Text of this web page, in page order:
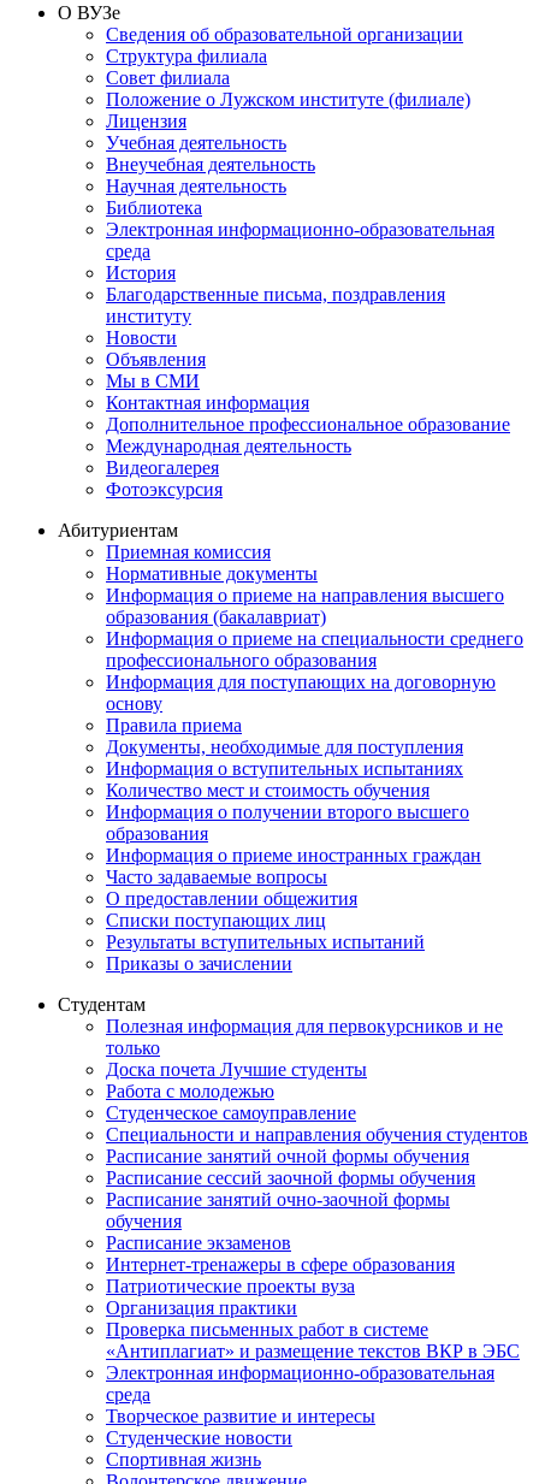
О ВУЗе
Сведения об образовательной организации
Структура филиала
Совет филиала
Положение о Лужском институте (филиале)
Лицензия
Учебная деятельность
Внеучебная деятельность
Научная деятельность
Библиотека
Электронная информационно-образовательная
среда
История
Благодарственные письма, поздравления
институту
Новости
Объявления
Мы в СМИ
Контактная информация
Дополнительное профессиональное образование
Международная деятельность
Видеогалерея
Фотоэксурсия
Абитуриентам
Приемная комиссия
Нормативные документы
Информация о приеме на направления высшего
образования (бакалавриат)
Информация о приеме на специальности среднего
профессионального образования
Информация для поступающих на договорную
основу
Правила приема
Документы, необходимые для поступления
Информация о вступительных испытаниях
Количество мест и стоимость обучения
Информация о получении второго высшего
образования
Информация о приеме иностранных граждан
Часто задаваемые вопросы
О предоставлении общежития
Списки поступающих лиц
Результаты вступительных испытаний
Приказы о зачислении
Студентам
Полезная информация для первокурсников и не
только
Доска почета Лучшие студенты
Работа с молодежью
Студенческое самоуправление
Специальности и направления обучения студентов
Расписание занятий очной формы обучения
Расписание сессий заочной формы обучения
Расписание занятий очно-заочной формы
обучения
Расписание экзаменов
Интернет-тренажеры в сфере образования
Патриотические проекты вуза
Организация практики
Проверка письменных работ в системе
«Антиплагиат» и размещение текстов ВКР в ЭБС
Электронная информационно-образовательная
среда
Творческое развитие и интересы
Студенческие новости
Спортивная жизнь